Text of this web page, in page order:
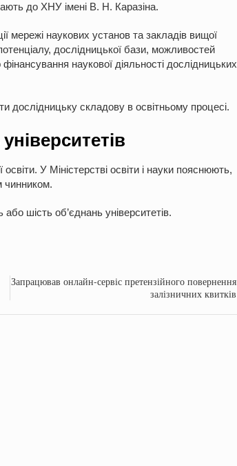
до ХНУ імені В. Н. Каразіна.
мережі наукових установ та закладів вищої
дослідницької бази, можливостей
наукової діяльності дослідницьких
дослідницьку складову в освітньому процесі.
У Міністерстві освіти і науки пояснюють,
чинником.
шість об’єднань університетів.
Запрацював онлайн-сервіс претензійного повернення
залізничних квитків